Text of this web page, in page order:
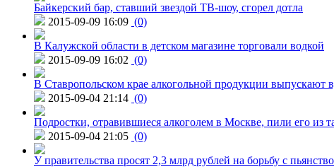
Байкерский бар, ставший звездой ТВ-шоу, сгорел дотла
2015-09-09 16:09 (0)
В Калужской области в детском магазине торговали водкой
2015-09-09 16:02 (0)
В Ставропольском крае алкогольной продукции выпускают
2015-09-04 21:14 (0)
Подростки, отравившиеся алкоголем в Москве, пили его из
2015-09-04 21:05 (0)
У правительства просят 2,3 млрд рублей на борьбу с